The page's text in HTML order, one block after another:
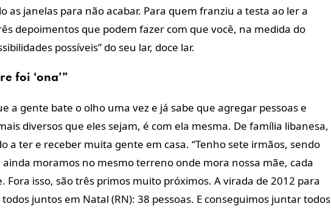
as janelas para não acabar. Para quem franziu a testa ao ler a
depoimentos que podem fazer com que você, na medida do
possíveis” do seu lar, doce lar.
foi ‘ona’”
a gente bate o olho uma vez e já sabe que agregar pessoas e
diversos que eles sejam, é com ela mesma. De família libanesa,
a ter e receber muita gente em casa. “Tenho sete irmãos, sendo
ainda moramos no mesmo terreno onde mora nossa mãe, cada
Fora isso, são três primos muito próximos. A virada de 2012 para
juntos em Natal (RN): 38 pessoas. E conseguimos juntar todos